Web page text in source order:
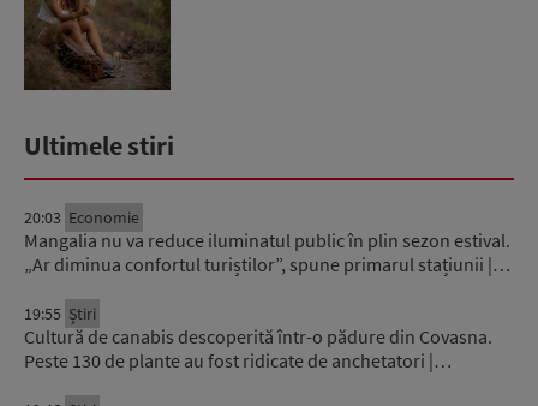
Ultimele stiri
20:03 Economie
Mangalia nu va reduce iluminatul public în plin sezon estival.
„Ar diminua confortul turiștilor”, spune primarul stațiunii |…
19:55 Știri
Cultură de canabis descoperită într-o pădure din Covasna.
Peste 130 de plante au fost ridicate de anchetatori |…